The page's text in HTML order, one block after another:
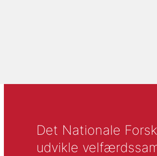
Det Nationale
udvikle